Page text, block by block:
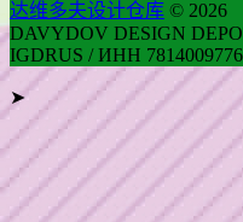
达维多夫设计仓库 © 2026
DAVYDOV DESIGN
IGDRUS / ИНН
➤